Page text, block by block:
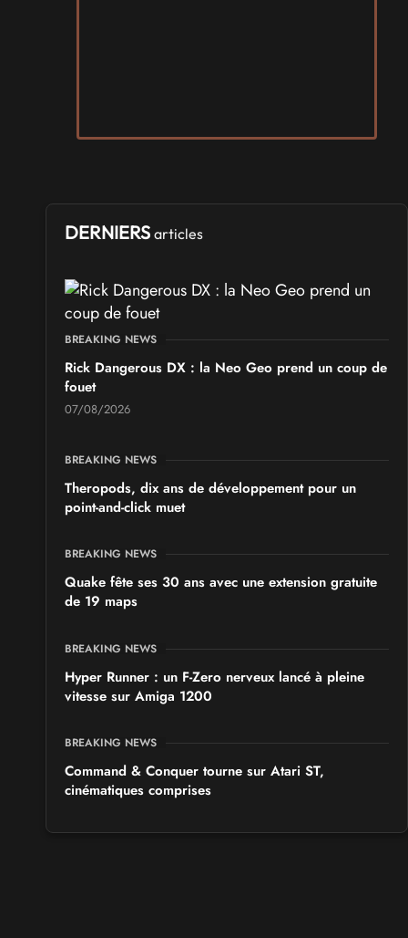
Arcadia GeekFest 2026
SALONS & CONVENTIONS GEEKS
Ponta Geek 2026
SALONS & CONVENTIONS GEEKS
GeekNIID 2026
les 19 et 20 septembre 2026 - à Grigny
SALONS & CONVENTIONS GEEKS
Japan Manga Wave Colmar 2026
DERNIERS articles
BREAKING NEWS
Rick Dangerous DX : la Neo Geo prend un coup de
fouet
07/08/2026
BREAKING NEWS
Theropods, dix ans de développement pour un
point-and-click muet
BREAKING NEWS
Quake fête ses 30 ans avec une extension gratuite
de 19 maps
BREAKING NEWS
Hyper Runner : un F-Zero nerveux lancé à pleine
vitesse sur Amiga 1200
BREAKING NEWS
Command & Conquer tourne sur Atari ST,
cinématiques comprises